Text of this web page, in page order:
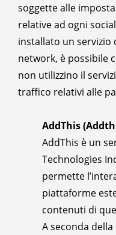
soggette alle
relative ad ogni
installato un servizio
network, è possibile
non utilizzino il
traffico relativi alle
AddThis
AddThis è un
Technologies
permette
piattaforme
contenuti di
A seconda